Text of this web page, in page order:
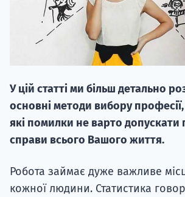
У цій статті ми більш детально
основні методи вибору
які помилки не варто допускати
справи всього Вашого життя.
Робота займає дуже важливе
кожної людини. Статистика